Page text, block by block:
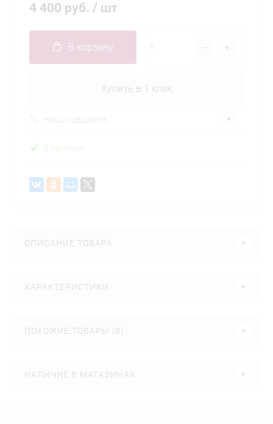
4 400 руб. / шт
В корзину
Купить в 1 клик
В наличии
ОПИСАНИЕ ТОВАРА
ХАРАКТЕРИСТИКИ
ПОХОЖИЕ ТОВАРЫ (8)
НАЛИЧИЕ В МАГАЗИНАХ